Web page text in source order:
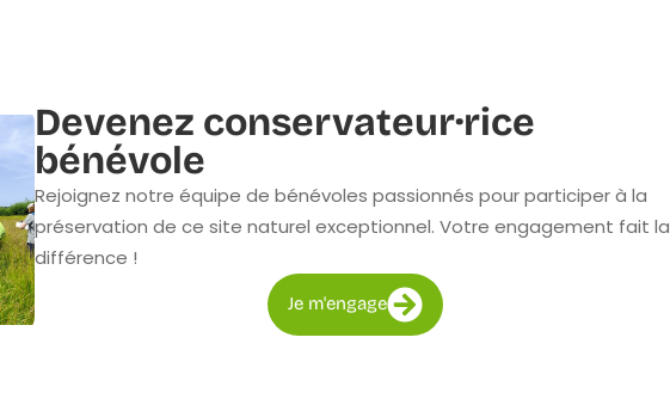
Devenez conservateur·rice
bénévole
Rejoignez notre équipe de bénévoles passionnés pour participer à la
préservation de ce site naturel exceptionnel. Votre engagement fait la
différence !
Je m'engage